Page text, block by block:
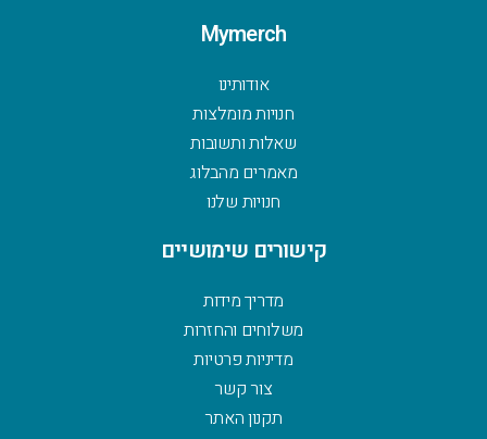
Mymerch
אודותינו
חנויות מומלצות
שאלות ותשובות
מאמרים מהבלוג
חנויות שלנו
קישורים שימושיים
מדריך מידות
משלוחים והחזרות
מדיניות פרטיות
צור קשר
תקנון האתר